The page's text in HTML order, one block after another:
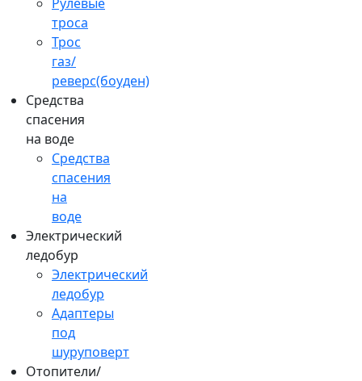
троса
Трос
газ/
реверс(боуден)
Средства
спасения
на воде
Средства
спасения
на
воде
Электрический
ледобур
Электрический
ледобур
Адаптеры
под
шуруповерт
Отопители/